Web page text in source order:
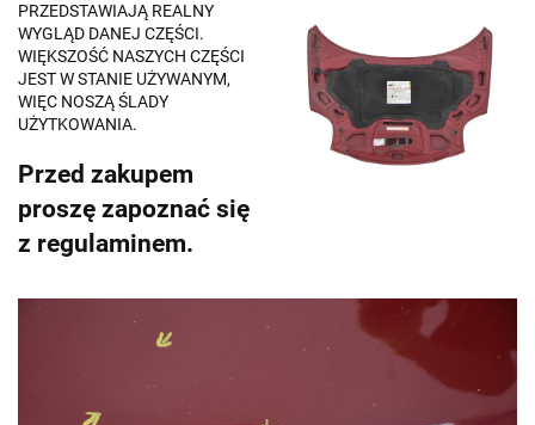
PRZEDSTAWIAJĄ REALNY
WYGLĄD DANEJ CZĘŚCI.
WIĘKSZOŚĆ NASZYCH CZĘŚCI
JEST W STANIE UŻYWANYM,
WIĘC NOSZĄ ŚLADY
UŻYTKOWANIA.
Przed zakupem
proszę zapoznać się
z regulaminem.